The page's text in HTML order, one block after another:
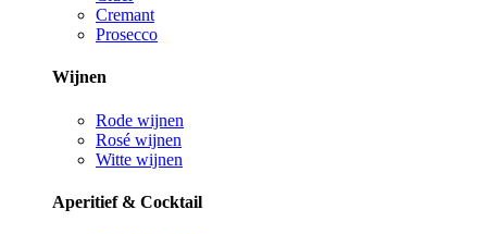
Cremant
Prosecco
Wijnen
Rode wijnen
Rosé wijnen
Witte wijnen
Aperitief & Cocktail